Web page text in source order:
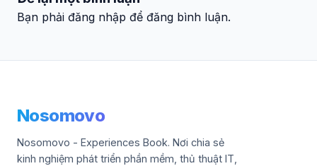
Bạn phải đăng nhập để đăng bình luận.
Nosomovo
Nosomovo - Experiences Book. Nơi chia sẻ
kinh nghiệm phát triển phần mềm, thủ thuật IT,